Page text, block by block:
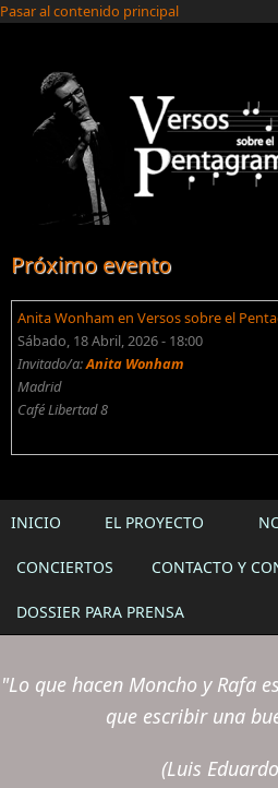
Pasar al contenido principal
Próximo evento
Anita Wonham en Versos sobre el
Sábado, 18 Abril, 2026 - 18:00
Invitado/a:Anita Wonham
Madrid
Café Libertad 8
INICIO EL PROYECTO
CONCIERTOS CONTACTO Y
DOSSIER PARA PRENSA
"Lo que hacen Moncho y Rafa
que escribir una
(Luis